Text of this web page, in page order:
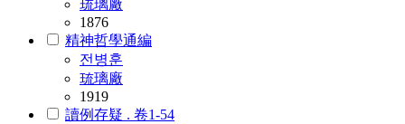
琉璃廠
1876
精神哲學通編
전병훈
琉璃廠
1919
讀例存疑 . 卷1-54